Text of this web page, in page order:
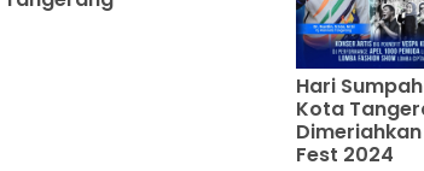
Hari
Kota
Fest 2024